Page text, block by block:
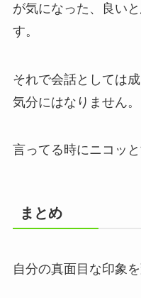
が気になった、良い
す。
それで会話としては
気分にはなりません。
言ってる時にニコッ
まとめ
自分の真面目な印象